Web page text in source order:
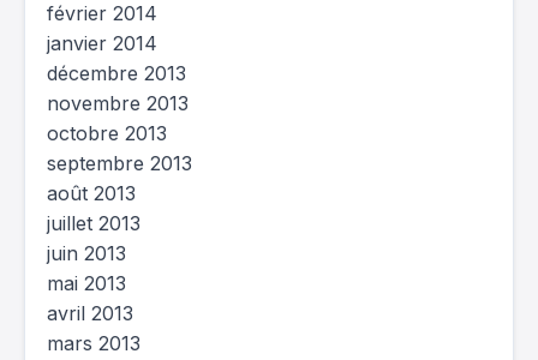
février 2014
janvier 2014
décembre 2013
novembre 2013
octobre 2013
septembre 2013
août 2013
juillet 2013
juin 2013
mai 2013
avril 2013
mars 2013